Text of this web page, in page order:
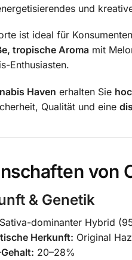
und
ist ideal für
tropische Aromamit
Enthusiasten.
Haven erhalten Sie
Qualität und eine
von
& Genetik
Sativa-dominanter Hybrid
Herkunft: Original
20–28%